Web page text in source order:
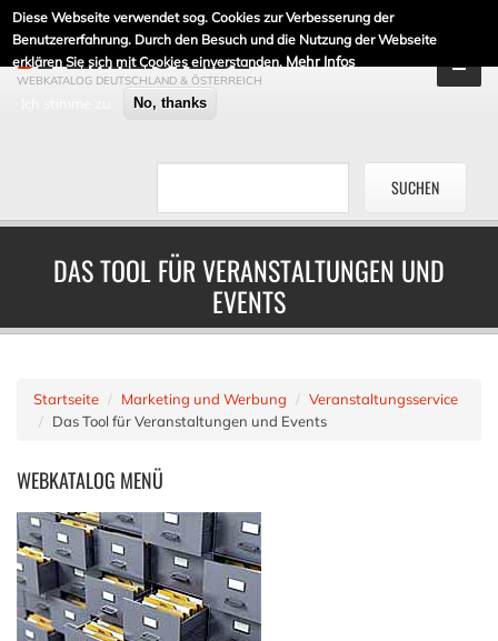
Diese Webseite verwendet sog. Cookies zur Verbesserung der
Benutzererfahrung. Durch den Besuch und die Nutzung der Webseite
erklären Sie sich mit Cookies einverstanden. Mehr Infos
No, thanks
DE-LINKLISTE.DE
WEBKATALOG DEUTSCHLAND & ÖSTERREICH
DAS TOOL FÜR VERANSTALTUNGEN UND
EVENTS
Startseite Marketing und Werbung
Veranstaltungsservice
Das Tool für Veranstaltungen und Events
WEBKATALOG MENÜ